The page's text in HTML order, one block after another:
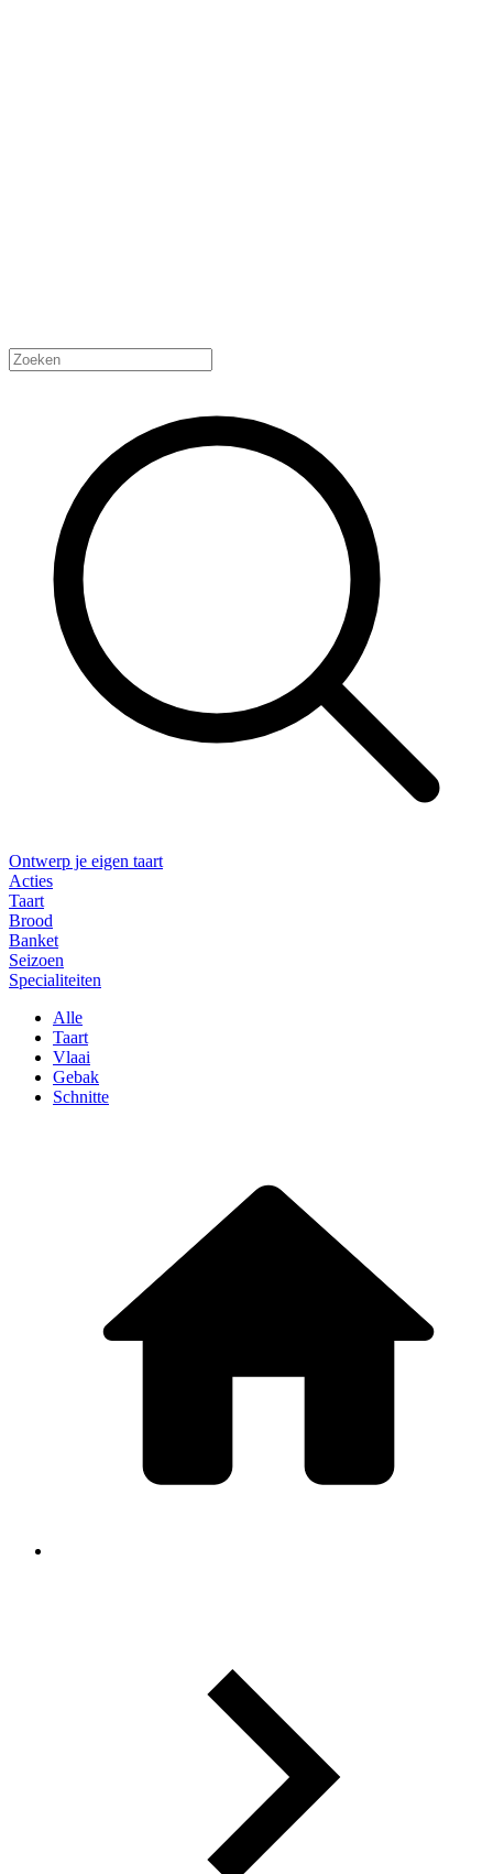
Ontwerp je eigen taart
Acties
Taart
Brood
Banket
Seizoen
Specialiteiten
Alle
Taart
Vlaai
Gebak
Schnitte